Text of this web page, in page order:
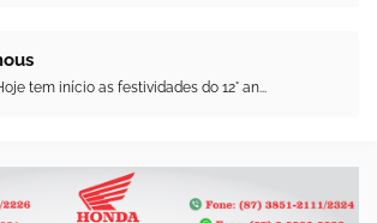
tem início as festividades do 12° an...